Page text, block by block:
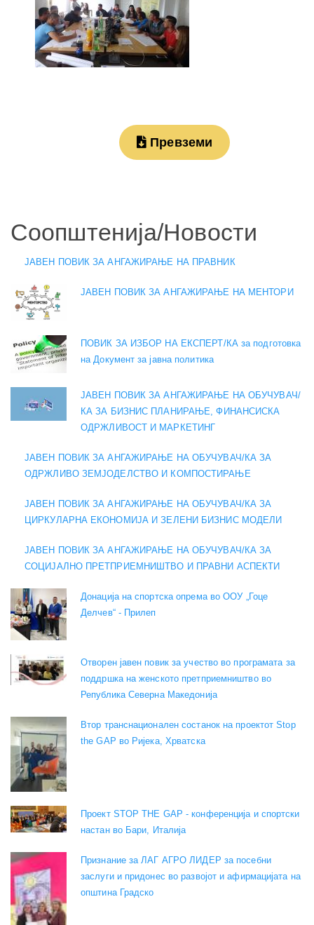
Превземи
Соопштенија/Новости
ЈАВЕН ПОВИК ЗА АНГАЖИРАЊЕ НА ПРАВНИК
ЈАВЕН ПОВИК ЗА АНГАЖИРАЊЕ НА МЕНТОРИ
ПОВИК ЗА ИЗБОР НА ЕКСПЕРТ/КА за подготовка
на Документ за јавна политика
ЈАВЕН ПОВИК ЗА АНГАЖИРАЊЕ НА ОБУЧУВАЧ/
КА ЗА БИЗНИС ПЛАНИРАЊЕ, ФИНАНСИСКА
ОДРЖЛИВОСТ И МАРКЕТИНГ
ЈАВЕН ПОВИК ЗА АНГАЖИРАЊЕ НА ОБУЧУВАЧ/КА ЗА
ОДРЖЛИВО ЗЕМЈОДЕЛСТВО И КОМПОСТИРАЊЕ
ЈАВЕН ПОВИК ЗА АНГАЖИРАЊЕ НА ОБУЧУВАЧ/КА ЗА
ЦИРКУЛАРНА ЕКОНОМИЈА И ЗЕЛЕНИ БИЗНИС МОДЕЛИ
ЈАВЕН ПОВИК ЗА АНГАЖИРАЊЕ НА ОБУЧУВАЧ/КА ЗА
СОЦИЈАЛНО ПРЕТПРИЕМНИШТВО И ПРАВНИ АСПЕКТИ
Донација на спортска опрема во ООУ „Гоце
Делчев“ - Прилеп
Отворен јавен повик за учество во програмата за
поддршка на женското претприемништво во
Република Северна Македонија
Втор транснационален состанок на проектот Stop
the GAP во Ријека, Хрватска
Проект STOP THE GAP - конференција и спортски
настан во Бари, Италија
Признание за ЛАГ АГРО ЛИДЕР за посебни
заслуги и придонес во развојот и афирмацијата на
општина Градско